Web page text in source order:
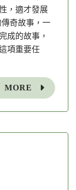
，適才發展
奇故事，一
成的故事，
項重要任
MORE